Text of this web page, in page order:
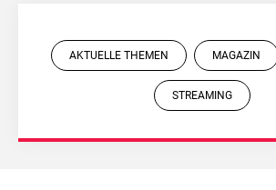
AKTUELLE THEMEN MAGAZIN
STREAMING